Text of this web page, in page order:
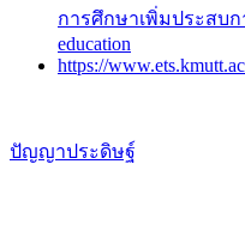
การศึกษาเพิ่มประสบ
education
https://
ปัญญาประดิษฐ์